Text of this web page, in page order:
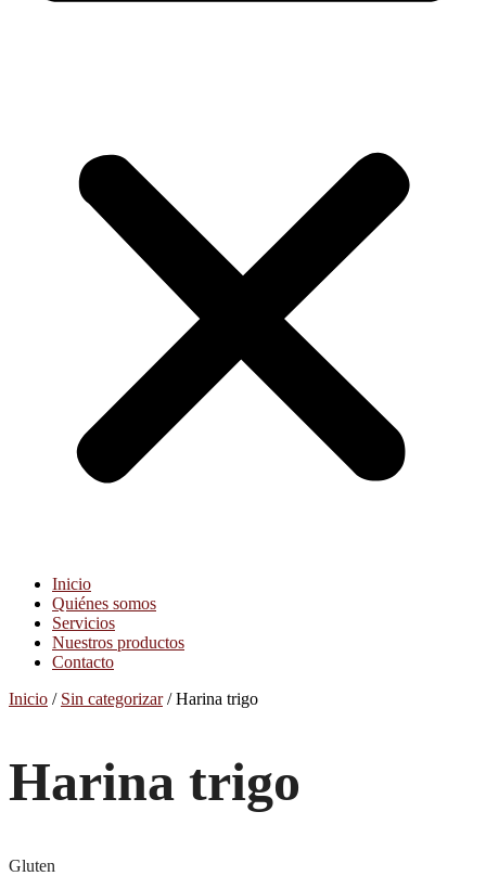
Inicio
Quiénes somos
Servicios
Nuestros productos
Contacto
Inicio / Sin categorizar/ Harina trigo
Harina trigo
Gluten